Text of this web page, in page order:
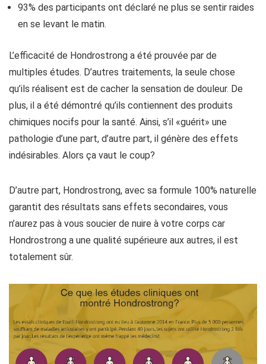
93% des participants ont déclaré ne plus se sentir raides
en se levant le matin.
L’efficacité de Hondrostrong a été prouvée par de
multiples études. D’autres traitements, la seule chose
qu’ils réalisent est de cacher la sensation de douleur. De
plus, il a été démontré qu’ils contiennent des produits
chimiques nocifs pour la santé. Ainsi, s’il «guérit» une
pathologie d’une part, d’autre part, il génère des effets
indésirables. Alors ça vaut le coup?
D’autre part, Hondrostrong, avec sa formule 100% naturelle
garantit des résultats sans effets secondaires, vous
n’aurez pas à vous soucier de nuire à votre corps car
Hondrostrong a une qualité supérieure aux autres, il est
totalement sûr.